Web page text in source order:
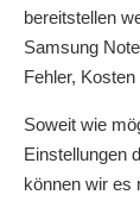
bereitstellen
Samsung
Fehler,
Soweit wie
Einstellungen
können wir es